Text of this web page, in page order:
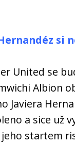
si
United se
Albion
Javiera
a sice už
startem